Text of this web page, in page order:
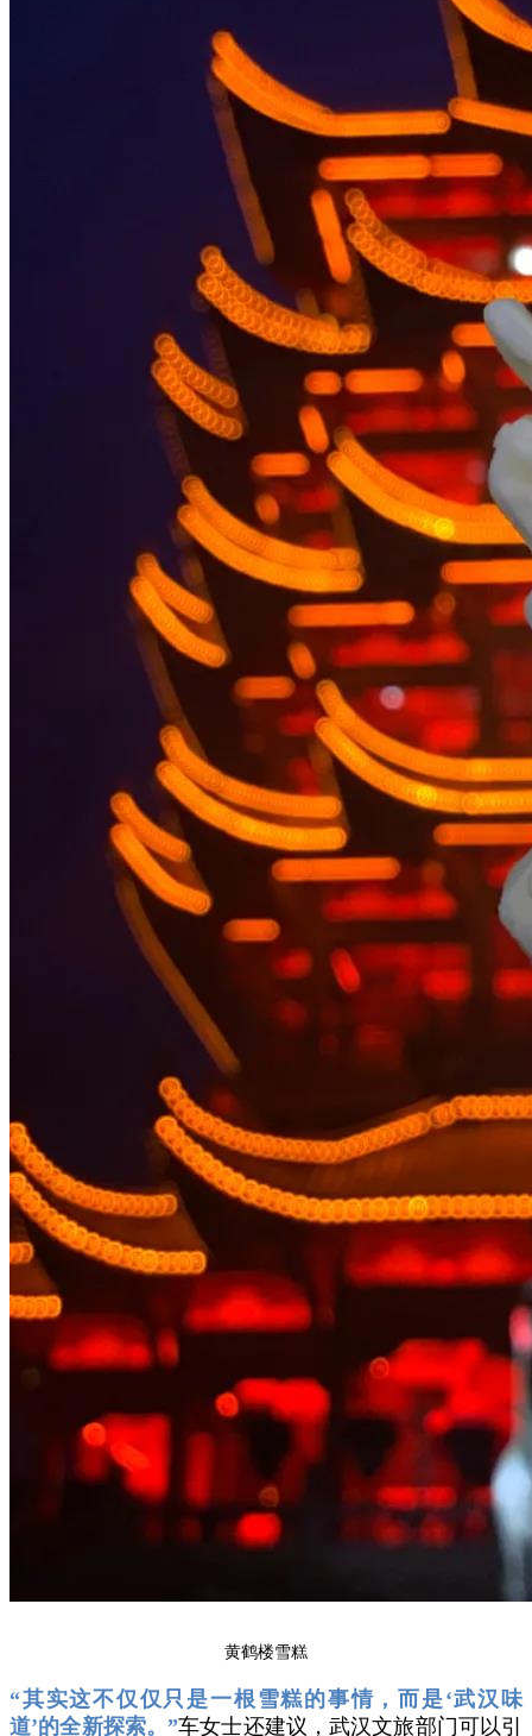
黄鹤楼雪糕
“其实这不仅仅只是一根雪糕的事情，而是‘武汉味
道’的全新探索。”车女士还建议，武汉文旅部门可以引